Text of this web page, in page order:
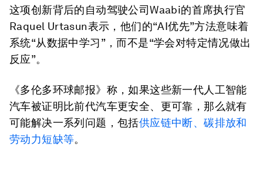
这项创新背后的自动驾驶公司Waabi的首席执行官
Raquel Urtasun表示，他们的“AI优先”方法意味着
系统“从数据中学习”，而不是“学会对特定情况做出
反应”。
《多伦多环球邮报》称，如果这些新一代人工智能
汽车被证明比前代汽车更安全、更可靠，那么就有
可能解决一系列问题，包括供应链中断、碳排放和
劳动力短缺等。